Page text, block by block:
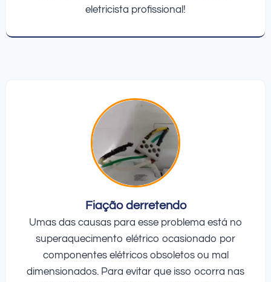
eletricista profissional!
Fiação derretendo
Umas das causas para esse problema está no
superaquecimento elétrico ocasionado por
componentes elétricos obsoletos ou mal
dimensionados. Para evitar que isso ocorra nas